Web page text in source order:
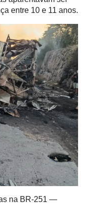
entre 10 e 11 anos.
na BR-251 —